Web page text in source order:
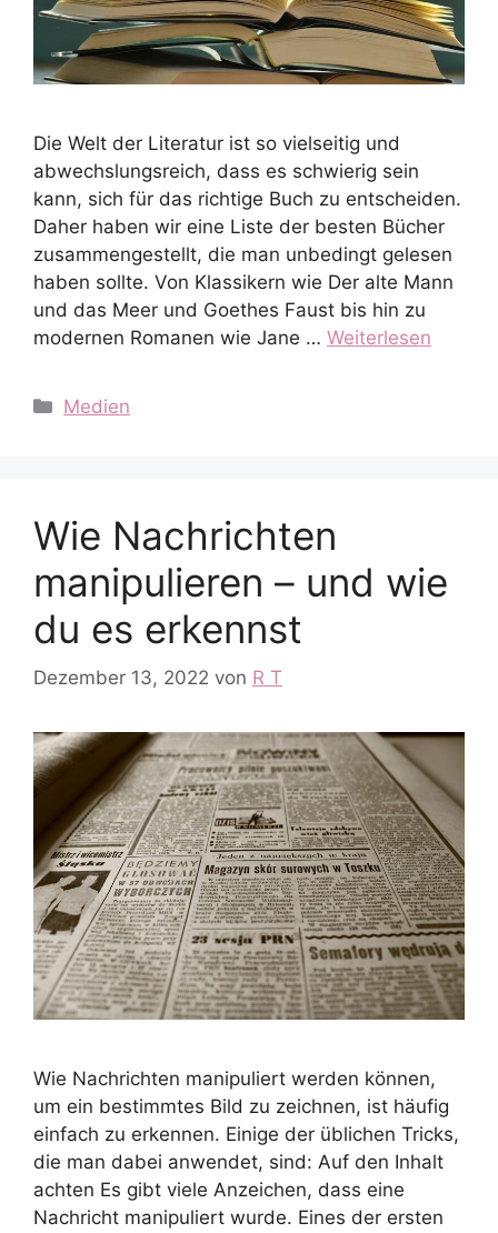
Die Welt der Literatur ist so vielseitig und
abwechslungsreich, dass es schwierig sein
kann, sich für das richtige Buch zu entscheiden.
Daher haben wir eine Liste der besten Bücher
zusammengestellt, die man unbedingt gelesen
haben sollte. Von Klassikern wie Der alte Mann
und das Meer und Goethes Faust bis hin zu
modernen Romanen wie Jane … Weiterlesen
Kategorien
Medien
Wie Nachrichten
manipulieren – und wie
du es erkennst
Dezember 13, 2022 von R T
Wie Nachrichten manipuliert werden können,
um ein bestimmtes Bild zu zeichnen, ist häufig
einfach zu erkennen. Einige der üblichen Tricks,
die man dabei anwendet, sind: Auf den Inhalt
achten Es gibt viele Anzeichen, dass eine
Nachricht manipuliert wurde. Eines der ersten